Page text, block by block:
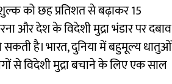
को छह प्रतिशत से बढ़ाकर 15
और देश के विदेशी मुद्रा भंडार पर दबाव
सकती है। भारत, दुनिया में बहुमूल्य धातुओं
से विदेशी मुद्रा बचाने के लिए एक साल